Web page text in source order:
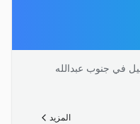
في جنوب عبدالله
المزيد